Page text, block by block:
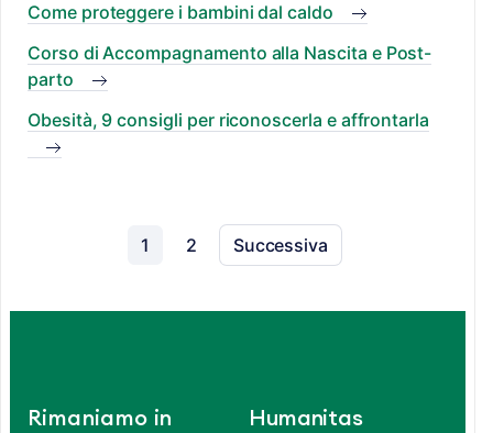
Come proteggere i bambini dal caldo
Corso di Accompagnamento alla Nascita e Post-
parto
Obesità, 9 consigli per riconoscerla e affrontarla
1 2 Successiva
Rimaniamo in
Humanitas